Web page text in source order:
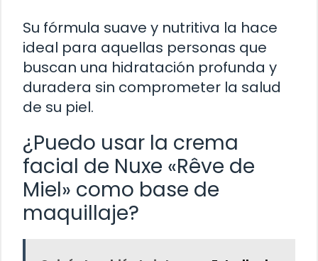
Su fórmula suave y nutritiva la hace
ideal para aquellas personas que
buscan una hidratación profunda y
duradera sin comprometer la salud
de su piel.
¿Puedo usar la crema
facial de Nuxe «Rêve de
Miel» como base de
maquillaje?